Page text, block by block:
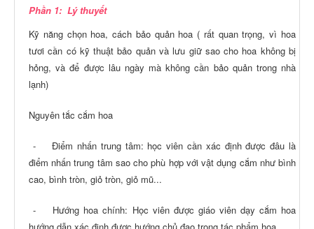
Phần 1: Lý thuyết
Kỹ năng chọn hoa, cách bảo quản hoa ( rất quan trọng, vì hoa
tươi cần có kỹ thuật bảo quản và lưu giữ sao cho hoa không bị
hỏng, và để được lâu ngày mà không cần bảo quản trong nhà
lạnh)
Nguyên tắc cắm hoa
- Điểm nhấn trung tâm: học viên cần xác định được đâu là
điểm nhấn trung tâm sao cho phù hợp với vật dụng cắm như bình
cao, bình tròn, giỏ tròn, giỏ mũ...
- Hướng hoa chính: Học viên được giáo viên dạy cắm hoa